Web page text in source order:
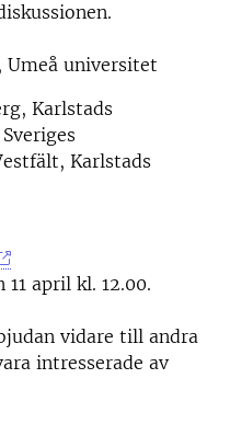
Umeå universitet
Karlstads
Karlstads
april kl. 12.00.
vidare till andra
intresserade av